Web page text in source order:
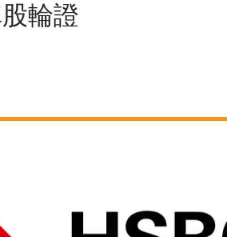
輪證